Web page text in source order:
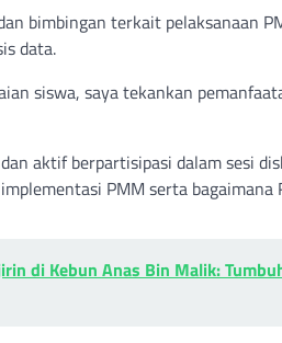
bimbingan terkait pelaksanaan
data.
siswa, saya tekankan
aktif berpartisipasi dalam sesi
PMM serta
di Kebun Anas Bin Malik: